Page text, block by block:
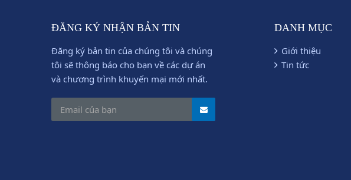
ĐĂNG KÝ NHẬN BẢN TIN
Đăng ký bản tin của chúng tôi và chúng
tôi sẽ thông báo cho bạn về các dự án
và chương trình khuyến mại mới nhất.
DANH MỤC
Giới thiệu
Tin tức